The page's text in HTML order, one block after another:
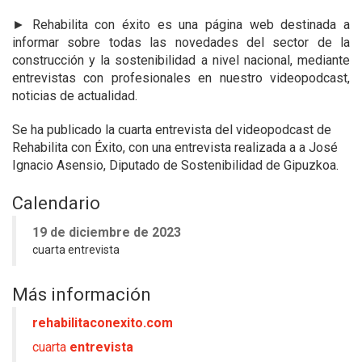
► Rehabilita con éxito es una página web destinada a
informar sobre todas las novedades del sector de la
construcción y la sostenibilidad a nivel nacional, mediante
entrevistas con profesionales en nuestro videopodcast,
noticias de actualidad.
Se ha publicado la cuarta entrevista del videopodcast de
Rehabilita con Éxito, con una entrevista realizada a a José
Ignacio Asensio, Diputado de Sostenibilidad de Gipuzkoa.
Calendario
19 de diciembre de 2023
cuarta entrevista
Más información
rehabilitaconexito.com
cuarta entrevista